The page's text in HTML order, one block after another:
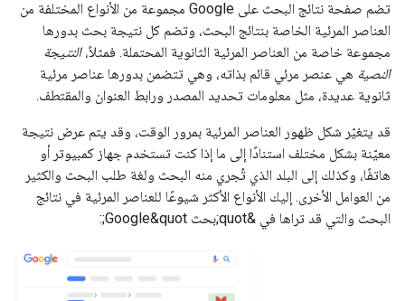
تضم صفحة نتائج البحث على Google مجموعة من الأنواع المختلفة من
العناصر المرئية الخاصة بنتائج البحث، وتضم كل نتيجة بحث بدورها
مجموعة خاصة من العناصر المرئية الثانوية المحتملة. فمثلاً،النتيجة
النصية هي عنصر مرئي قائم بذاته، وهي تتضمن بدورها عناصر مرئية
ثانوية عديدة، مثل معلومات تحديد المصدر ورابط العنوان والمقتطف.
قد يتغيّر شكل ظهور العناصر المرئية بمرور الوقت، وقد يتم عرض نتيجة
معيّنة بشكل مختلف استنادًا إلى ما إذا كنت تستخدم جهاز كمبيوتر أو
هاتفًا، وكذلك إلى البلد الذي تُجري منه البحث ولغة طلب البحث والكثير
من العوامل الأخرى. إليك الأنواع الأكثر شيوعًا للعناصر المرئية في نتائج
البحث والتي قد تراها في &quot;بحث Google&quot;: